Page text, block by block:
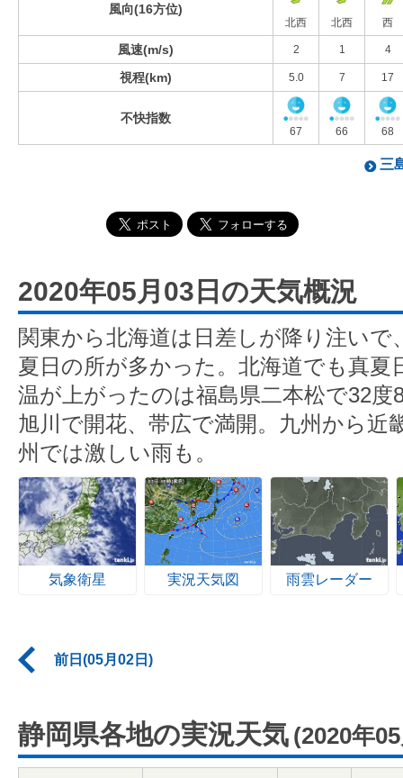
風向(16方位)
北西 北西 西
風速(m/s) 2 1 4
視程(km) 5.0 7 17
不快指数
67 66 68
三
2020年05月03日の天気概況
関東から北海道は日差しが降り注いで
夏日の所が多かった。北海道でも真夏
温が上がったのは福島県二本松で32
旭川で開花、帯広で満開。九州から近
州では激しい雨も。
気象衛星 実況天気図 雨雲レーダー
前日(05月02日)
静岡県各地の実況天気 (2020年